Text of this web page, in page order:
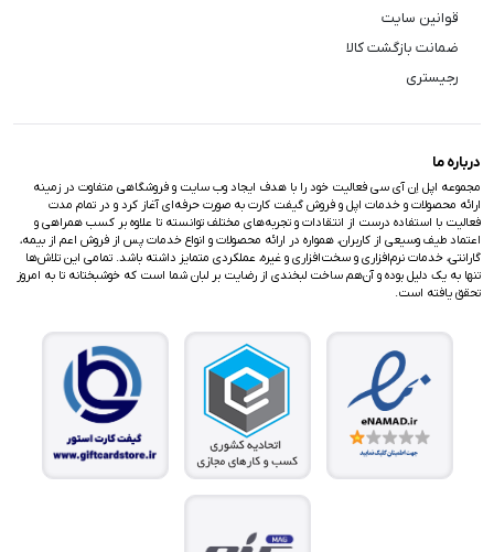
قوانین سایت
ضمانت بازگشت کالا
رجیستری
درباره ما
مجموعه اپل اِن آی سی فعالیت خود را با هدف ایجاد وب سایت و فروشگاهی متفاوت در زمینه
ارائه محصولات و خدمات اپل و فروش گیفت کارت به صورت حرفه‌ای آغاز کرد و در تمام مدت
فعالیت با استفاده درست از انتقادات و تجربه‌های مختلف توانسته تا علاوه بر کسب همراهی و
اعتماد طیف وسیعی از کاربران، همواره در ارائه محصولات و انواع خدمات پس از فروش اعم از بیمه،
گارانتی، خدمات نرم‌افزاری و سخت‌افزاری و غیره، عملکردی متمایز داشته باشد. تمامی این تلاش‌ها
تنها به یک دلیل بوده و آن‌هم ساخت لبخندی از رضایت بر لبان شما است که خوشبختانه تا به امروز
تحقق یافته است.